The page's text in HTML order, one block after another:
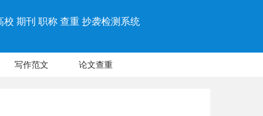
期刊 职称 查重 抄袭检测系统
写作范文 论文查重